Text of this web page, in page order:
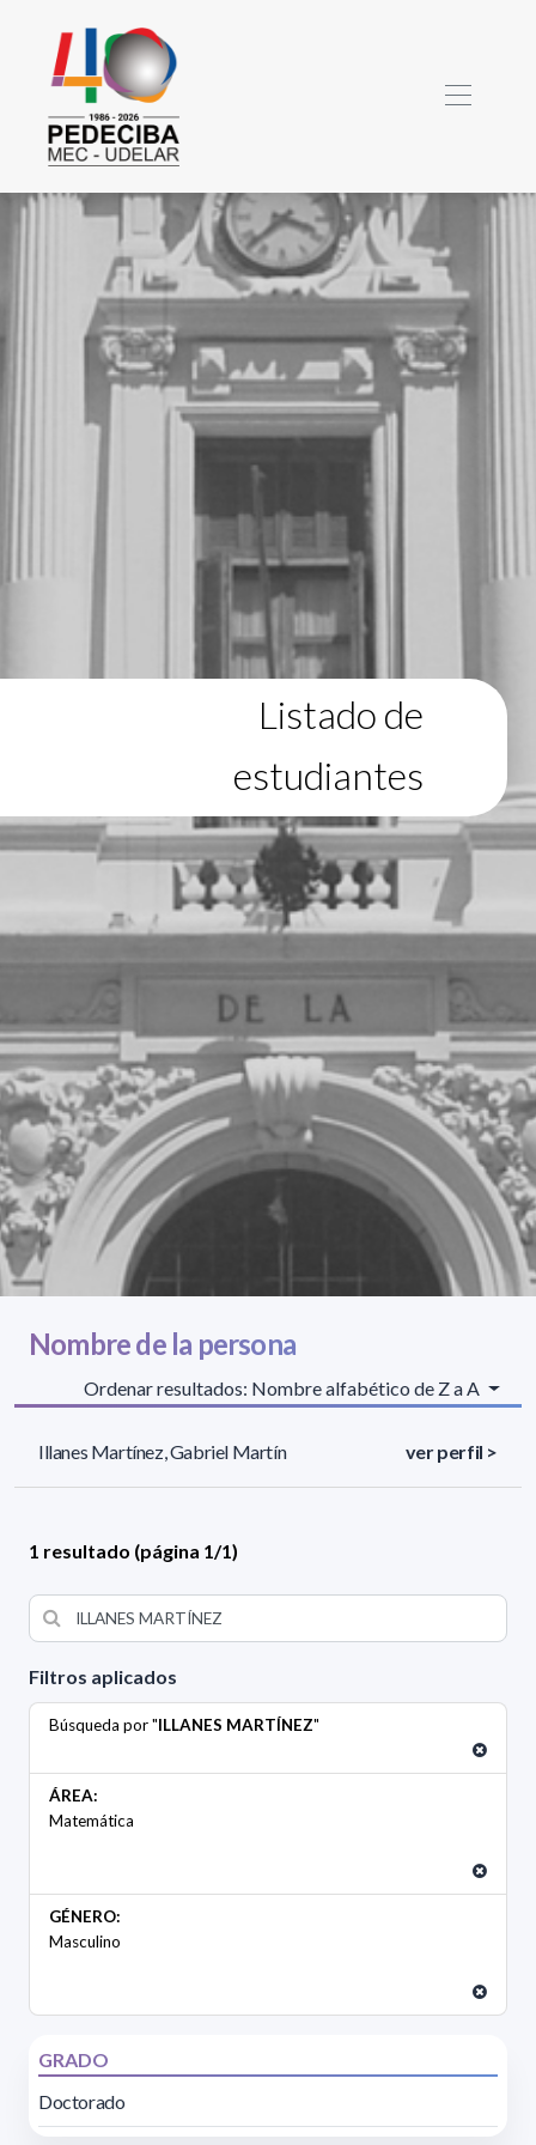
Listado de
estudiantes
Filtros aplicados
Búsqueda por "ILLANES MARTÍNEZ"
ÁREA:
Matemática
GÉNERO:
Masculino
GRADO
Doctorado
Nombre de la persona
Ordenar resultados: Nombre alfabético de Z a A
Illanes Martínez, Gabriel Martín ver perfil >
1 resultado (página 1/1)